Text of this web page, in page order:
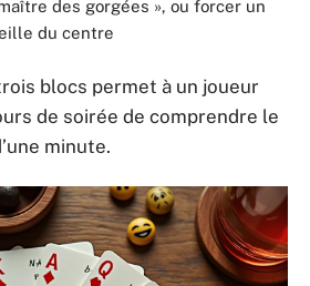
des gorgées », ou forcer un
du centre
blocs permet à un joueur
de soirée de comprendre le
minute.